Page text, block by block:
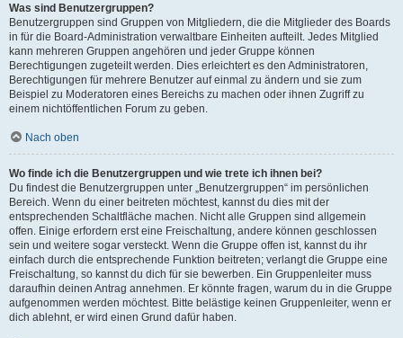
Was sind Benutzergruppen?
Benutzergruppen sind Gruppen von Mitgliedern, die die Mitglieder des Boards
in für die Board-Administration verwaltbare Einheiten aufteilt. Jedes Mitglied
kann mehreren Gruppen angehören und jeder Gruppe können
Berechtigungen zugeteilt werden. Dies erleichtert es den Administratoren,
Berechtigungen für mehrere Benutzer auf einmal zu ändern und sie zum
Beispiel zu Moderatoren eines Bereichs zu machen oder ihnen Zugriff zu
einem nichtöffentlichen Forum zu geben.
Nach oben
Wo finde ich die Benutzergruppen und wie trete ich ihnen bei?
Du findest die Benutzergruppen unter „Benutzergruppen“ im persönlichen
Bereich. Wenn du einer beitreten möchtest, kannst du dies mit der
entsprechenden Schaltfläche machen. Nicht alle Gruppen sind allgemein
offen. Einige erfordern erst eine Freischaltung, andere können geschlossen
sein und weitere sogar versteckt. Wenn die Gruppe offen ist, kannst du ihr
einfach durch die entsprechende Funktion beitreten; verlangt die Gruppe eine
Freischaltung, so kannst du dich für sie bewerben. Ein Gruppenleiter muss
daraufhin deinen Antrag annehmen. Er könnte fragen, warum du in die Gruppe
aufgenommen werden möchtest. Bitte belästige keinen Gruppenleiter, wenn er
dich ablehnt, er wird einen Grund dafür haben.